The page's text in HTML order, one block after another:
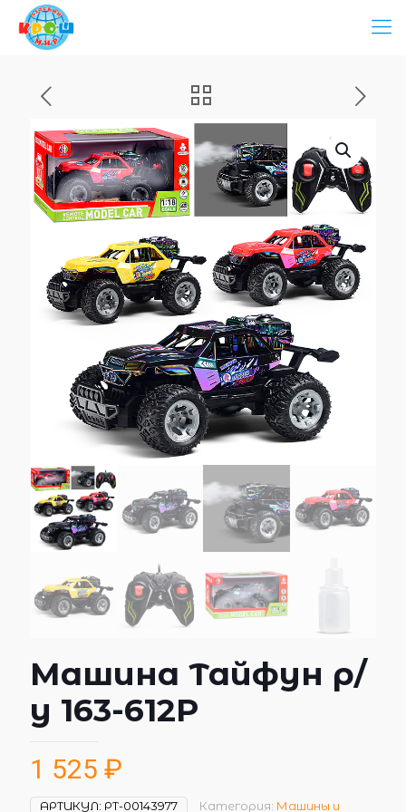
Машина Тайфун р/
у 163-612P
1 525 ₽
АРТИКУЛ: РТ-00143977 Категория: Машины и